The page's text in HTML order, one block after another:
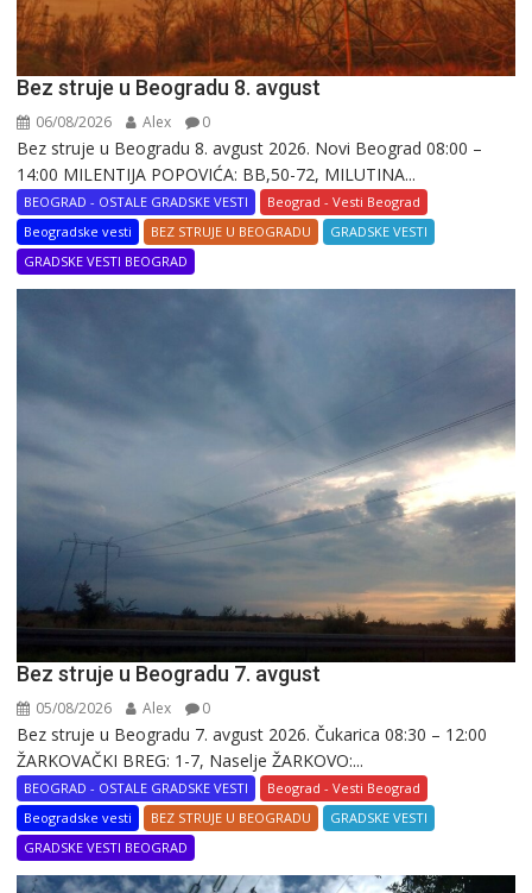
Bez struje u Beogradu 8. avgust
06/08/2026 Alex 0
Bez struje u Beogradu 8. avgust 2026. Novi Beograd 08:00 –
14:00 MILENTIJA POPOVIĆA: BB,50-72, MILUTINA...
BEOGRAD - OSTALE GRADSKE VESTI
Beograd - Vesti Beograd
Beogradske vesti
BEZ STRUJE U BEOGRADU
GRADSKE VESTI
GRADSKE VESTI BEOGRAD
Bez struje u Beogradu 7. avgust
05/08/2026 Alex 0
Bez struje u Beogradu 7. avgust 2026. Čukarica 08:30 – 12:00
ŽARKOVAČKI BREG: 1-7, Naselje ŽARKOVO:...
BEOGRAD - OSTALE GRADSKE VESTI
Beograd - Vesti Beograd
Beogradske vesti
BEZ STRUJE U BEOGRADU
GRADSKE VESTI
GRADSKE VESTI BEOGRAD